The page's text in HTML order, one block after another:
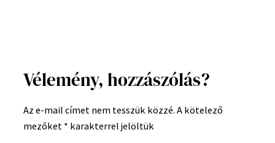
Vélemény, hozzászólás?
Az e-mail címet nem tesszük közzé. A kötelező
mezőket * karakterrel jelöltük